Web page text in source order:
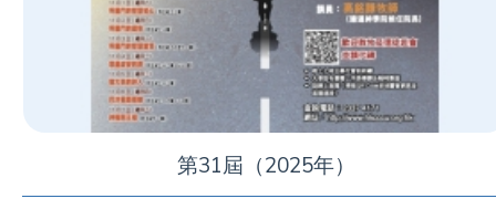
第31屆（2025年）